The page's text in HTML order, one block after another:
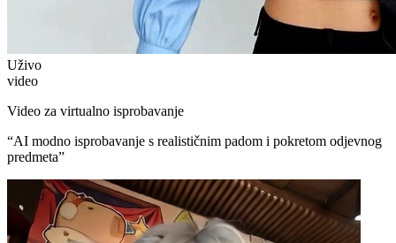
Uživo
video
Video za virtualno isprobavanje
“AI modno isprobavanje s realističnim padom i pokretom odjevnog
predmeta”